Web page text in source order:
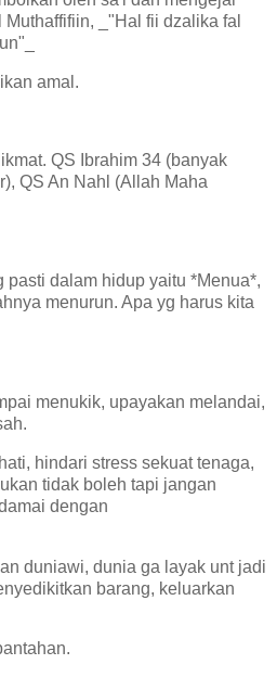
_"Hal fii dzalika fal
amal.
QS Ibrahim 34 (banyak
QS An Nahl (Allah Maha
pasti dalam hidup yaitu *Menua*,
menurun. Apa yg harus kita
menukik, upayakan melandai,
hindari stress sekuat tenaga,
tidak boleh tapi jangan
dengan
duniawi, dunia ga layak unt jadi
barang, keluarkan